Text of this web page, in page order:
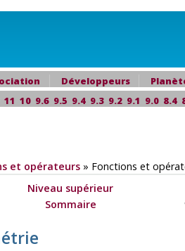
Développeurs
11 10 9.6 9.5 9.4 9.3 9.2 9.1 9.0 8.4
et opérateurs » Fonctions et
Niveau supérieur
Sommaire